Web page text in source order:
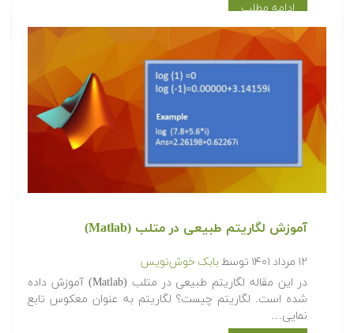
ادامه مطلب
آموزش لگاریتم طبیعی در متلب (Matlab)
۱۲ مرداد ۱۴۰۱ توسط بابک خوش‌نویس
در این مقاله لگاریتم طبیعی در متلب (Matlab) آموزش داده
شده است. لگاریتم چیست؟ لگاریتم به عنوان معکوس تابع
نمایی…